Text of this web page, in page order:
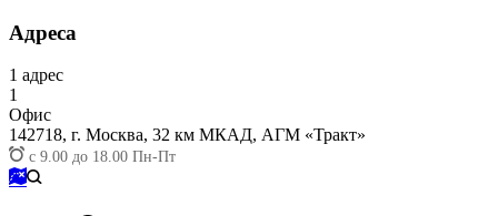
Адреса
1 адрес
1
Офис
142718, г. Москва, 32 км МКАД, АГМ «Тракт»
с 9.00 до 18.00 Пн-Пт